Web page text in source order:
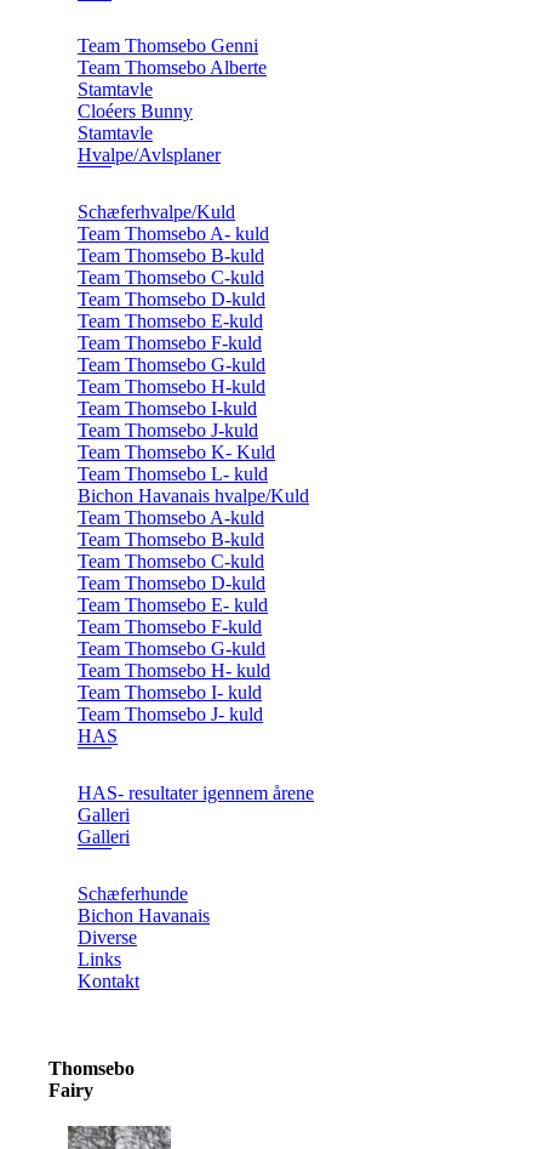
Team Thomsebo Genni
Team Thomsebo Alberte
Stamtavle
Cloéers Bunny
Stamtavle
Hvalpe/Avlsplaner
Schæferhvalpe/Kuld
Team Thomsebo A- kuld
Team Thomsebo B-kuld
Team Thomsebo C-kuld
Team Thomsebo D-kuld
Team Thomsebo E-kuld
Team Thomsebo F-kuld
Team Thomsebo G-kuld
Team Thomsebo H-kuld
Team Thomsebo I-kuld
Team Thomsebo J-kuld
Team Thomsebo K- Kuld
Team Thomsebo L- kuld
Bichon Havanais hvalpe/Kuld
Team Thomsebo A-kuld
Team Thomsebo B-kuld
Team Thomsebo C-kuld
Team Thomsebo D-kuld
Team Thomsebo E- kuld
Team Thomsebo F-kuld
Team Thomsebo G-kuld
Team Thomsebo H- kuld
Team Thomsebo I- kuld
Team Thomsebo J- kuld
HAS
HAS- resultater igennem årene
Galleri
Galleri
Schæferhunde
Bichon Havanais
Diverse
Links
Kontakt
Thomsebo
Fairy